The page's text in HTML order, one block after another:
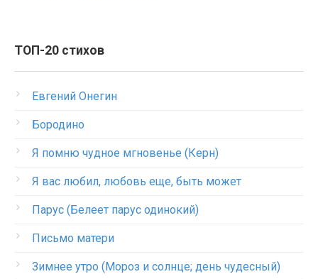
ТОП-20 стихов
Евгений Онегин
Бородино
Я помню чудное мгновенье (Керн)
Я вас любил, любовь еще, быть может
Парус (Белеет парус одинокий)
Письмо матери
Зимнее утро (Мороз и солнце; день чудесный)